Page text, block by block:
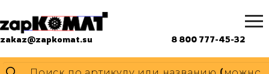
zakaz@zapkomat.su 8 800 777-45-32